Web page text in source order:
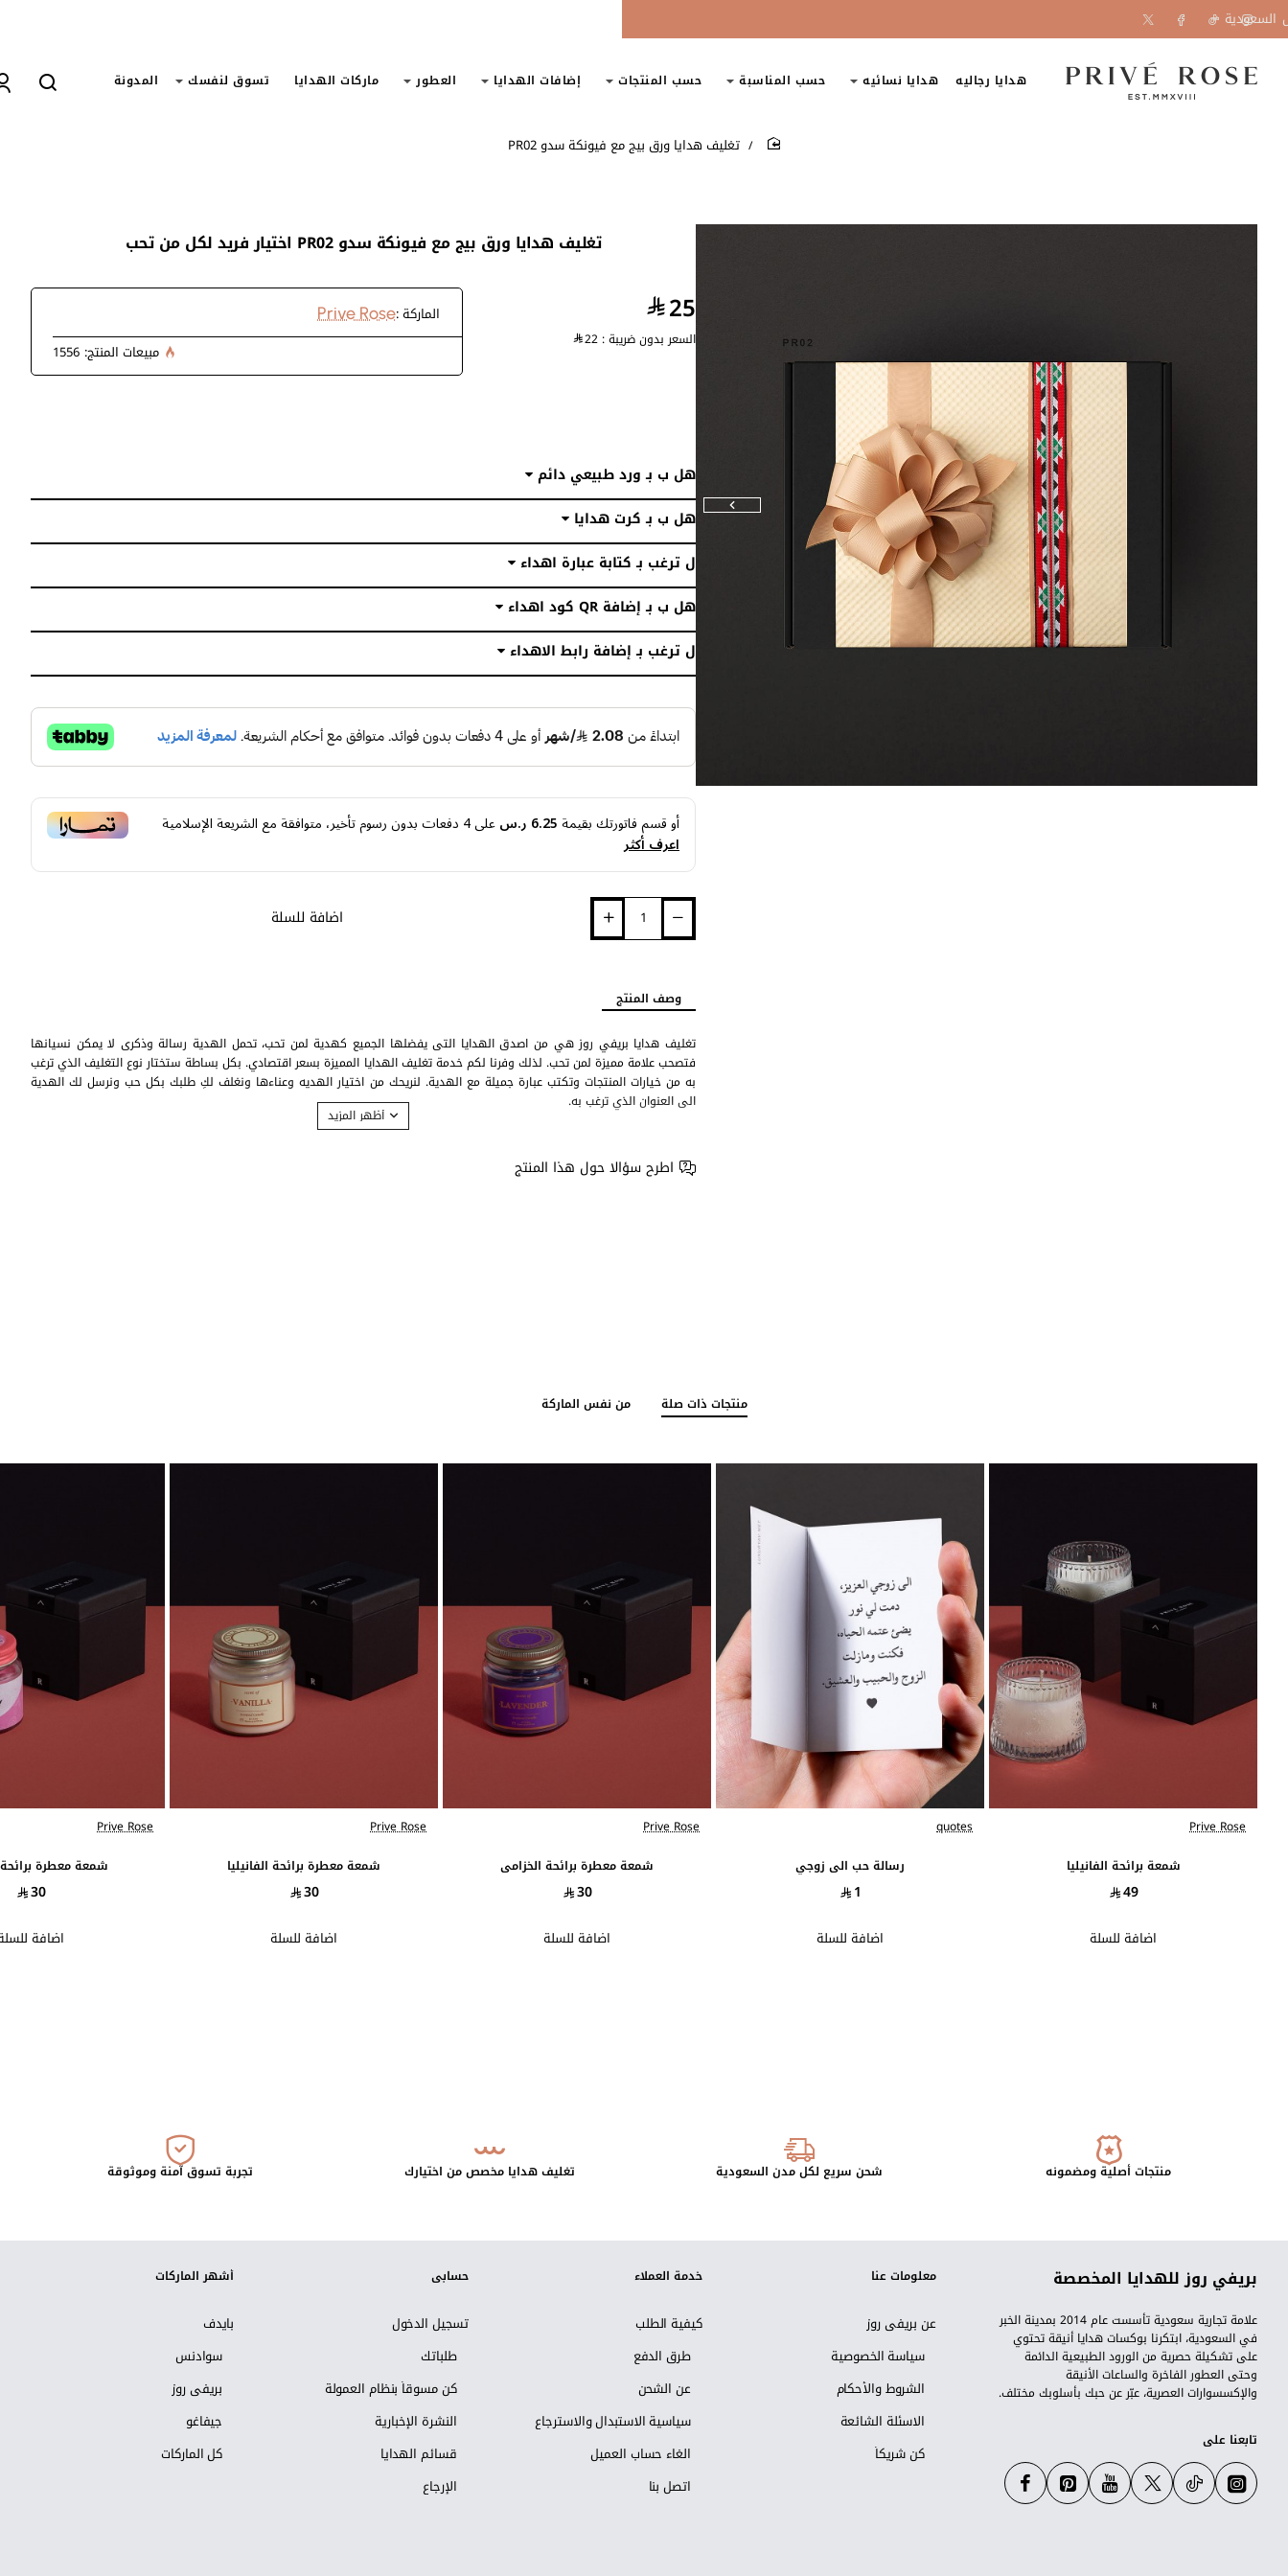
السعودية
هدايا رجاليه هدايا نسائيه حسب المناسبة حسب المنتجات إضافات الهدايا العطور ماركات الهدايا تسوق لنفسك المدونة
homeتغليف هدايا ورق بيج مع فيونكة سدو PR02
تغليف هدايا ورق بيج مع فيونكة سدو PR02 اختيار فريد لكل من تحب
25
السعر بدون ضريبة : 22
الماركة :Prive Rose
مبيعات المنتج: 1556
هل ب بـ ورد طبيعي دائم
هل ب بـ كرت هدايا
ل ترغب بـ كتابة عبارة اهداء
هل ب بـ إضافة QR كود اهداء
ل ترغب بـ إضافة رابط الاهداء
أو قسم فاتورتك بقيمة 6.25 ر.س على4 دفعات بدون رسوم تأخير، متوافقة مع الشريعة الإسلامية
اعرف أكثر
اضافة للسلة
وصف المنتج
تغليف هدايا بريفي روز هي من اصدق الهدايا التى يفضلها الجميع كهدية لمن تحب، تحمل الهدية رسالة وذكرى لا يمكن نسيانها
فتصحب علامة مميزة لمن تحب. لذلك وفرنا لكم خدمة تغليف الهدايا المميزة بسعر اقتصادي. بكل بساطة ستختار نوع التغليف الذي ترغب
به من خيارات المنتجات وتكتب عبارة جميلة مع الهدية. لنريحك من اختيار الهديه وعناءها ونغلف لكِ طلبك بكل حب ونرسل لك الهدية
الى العنوان الذي ترغب به.
توصيل الهدايا لأحبابك في اي مكان في السعودية.
نوفر لك الكتابة على كرت الأهداء لتزيد من قيمة الهدية.
لا يتم إرفاق فاتورة الطلب مع جميع طلبات الإهداء.
تشكيلة متنوعة من الهدايا الفاخرة
أفكار هدايا رجاليه ونسائيه تناسب كل الأوقات والمناسبات
اطرح سؤالا حول هذا المنتج
منتجات ذات صلة من نفس الماركة
Prive Rose
شمعة برائحة الفانيليا
49
اضافة للسلة
quotes
رسالة حب الى زوجي
1
اضافة للسلة
Prive Rose
شمعة معطرة برائحة الخزامى
30
اضافة للسلة
Prive Rose
شمعة معطرة برائحة الفانيليا
30
اضافة للسلة
Prive Rose
شمعة معطرة برائحة
30
اضافة
منتجات أصلية ومضمونه شحن سريع لكل مدن السعودية تغليف هدايا مخصص من اختيارك تجربة تسوق آمنة وموثوقة
بريفي روز للهدايا المخصصة
علامة تجارية سعودية تأسست عام 2014 بمدينة الخبر
في السعودية، ابتكرنا بوكسات هدايا أنيقة تحتوي
على تشكيلة حصرية من الورود الطبيعية الدائمة
وحتى العطور الفاخرة والساعات الأنيقة
والإكسسوارات العصرية، عبّر عن حبك بأسلوبك مختلف.
تابعنا على
معلومات عنا
عن بريفي روز
سياسة الخصوصية
الشروط والأحكام
الاسئلة الشائعة
كن شريكاً
خدمة العملاء
كيفية الطلب
طرق الدفع
عن الشحن
سياسية الاستبدال والاسترجاع
الغاء حساب العميل
اتصل بنا
حسابي
تسجيل الدخول
طلباتك
كن مسوقاً بنظام العمولة
النشرة الإخبارية
قسائم الهدايا
الإرجاع
أشهر الماركات
بايدف
سوادنس
بريفي روز
جيفاغو
كل الماركات